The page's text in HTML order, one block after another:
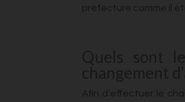
préfecture comme il
Afin d’effectuer le